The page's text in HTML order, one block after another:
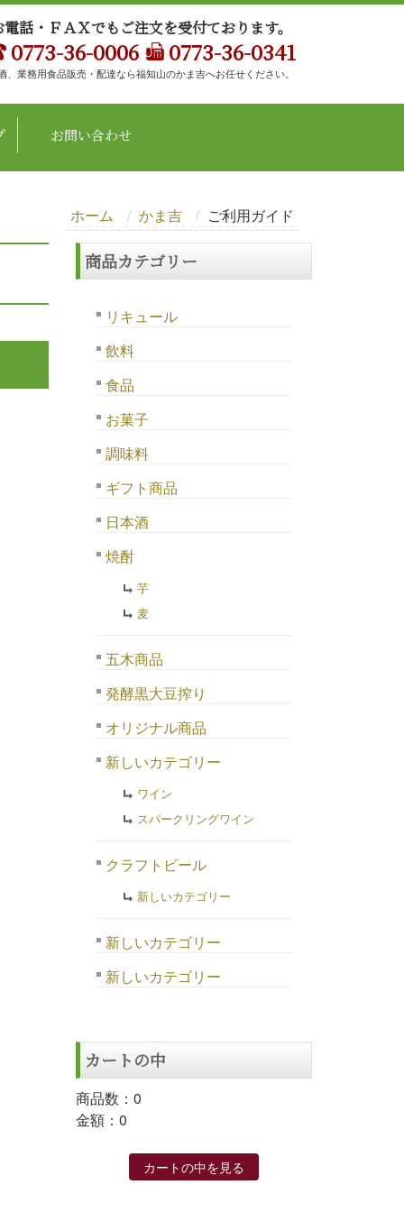
電話・ＦＡＸでもご注文を受付ております。
0773-36-0006 0773-36-0341
、業務用食品販売・配達なら福知山のかま吉へお任せください。
お問い合わせ
ホーム かま吉 ご利用ガイド
商品カテゴリー
リキュール
飲料
食品
お菓子
調味料
ギフト商品
日本酒
焼酎
芋
麦
五木商品
発酵黒大豆搾り
オリジナル商品
新しいカテゴリー
ワイン
スパークリングワイン
クラフトビール
新しいカテゴリー
新しいカテゴリー
新しいカテゴリー
カートの中
商品数：0
金額：0
カートの中を見る